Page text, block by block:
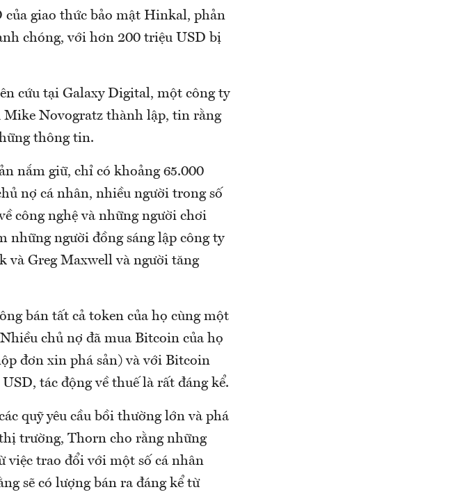
của giao thức bảo mật Hinkal, phản
chóng, với hơn 200 triệu USD bị
cứu tại Galaxy Digital, một công ty
Novogratz thành lập, tin rằng
thông tin.
nắm giữ, chỉ có khoảng 65.000
nợ cá nhân, nhiều người trong số
công nghệ và những người chơi
những người đồng sáng lập công ty
và Greg Maxwell và người tăng
bán tất cả token của họ cùng một
chủ nợ đã mua Bitcoin của họ
đơn xin phá sản) và với Bitcoin
tác động về thuế là rất đáng kể.
quỹ yêu cầu bồi thường lớn và phá
trường, Thorn cho rằng những
việc trao đổi với một số cá nhân
sẽ có lượng bán ra đáng kể từ